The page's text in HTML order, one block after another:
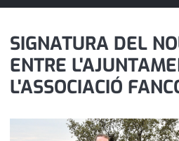
esports
telèfons
SIGNATURA DEL
ENTRE
L'ASSOCIACIÓ